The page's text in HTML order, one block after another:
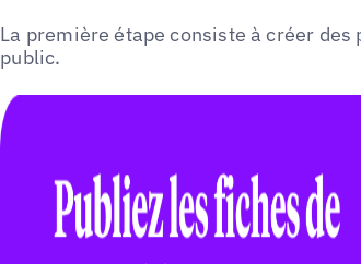
La première étape consiste à créer
public.